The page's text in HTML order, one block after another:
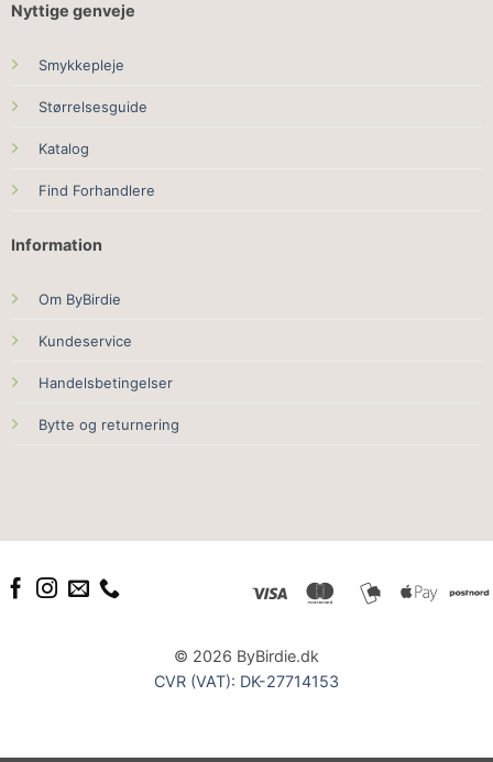
Nyttige genveje
Smykkepleje
Størrelsesguide
Katalog
Find Forhandlere
Information
Om ByBirdie
Kundeservice
Handelsbetingelser
Bytte og returnering
© 2026 ByBirdie.dk
CVR (VAT): DK-27714153